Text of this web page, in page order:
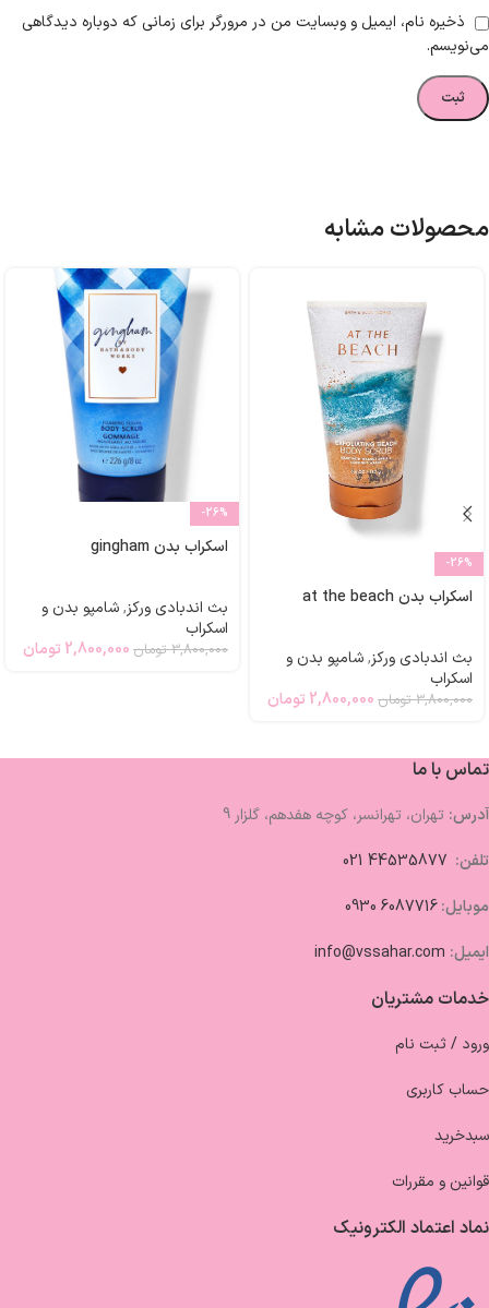
ذخیره نام، ایمیل و وبسایت من در مرورگر برای زمانی که دوباره دیدگاهی
می‌نویسم.
محصولات مشابه
-26%
اسکراب بدن at the beach
بث اندبادی ورکز,شامپو بدن و
اسکراب
3,800,000 تومان 2,800,000 تومان
-26%
اسکراب بدن gingham
بث اندبادی ورکز,شامپو بدن و
اسکراب
3,800,000 تومان 2,800,000 تومان
تماس با ما
آدرس: تهران، تهرانسر، کوچه هفدهم، گلزار 9
تلفن:
موبایل:6087716 0930
ایمیل: info@vssahar.com
خدمات مشتریان
ورود / ثبت نام
حساب کاربری
سبدخرید
قوانین و مقررات
نماد اعتماد الکترونیک